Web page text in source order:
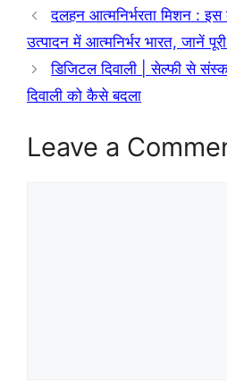
दलहन आत्मनिर्भरता मिशन : इस
उत्पादन में आत्मनिर्भर भारत, जानें
डिजिटल दिवाली | सेल्फी से
दिवाली को कैसे बदला
Leave a